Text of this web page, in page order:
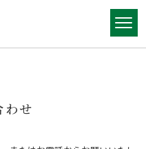
わせ